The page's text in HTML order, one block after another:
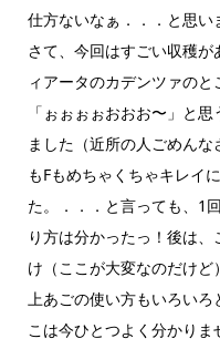
仕方ないなぁ．．．と思い
さて、今回はすごい収穫
ィアータのカデンツァのと
「ぉぉぉぉおおお〜」と
ました（近所の人ごめん
もFもめちゃくちゃキレイ
た。．．．と言っても、1
り方は分かったっ！後は
け（ここが大変なのだけど
上あごの使い方もいろいろ
こは今ひとつよく分かりま